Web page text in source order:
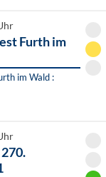
Furth im
im Wald :